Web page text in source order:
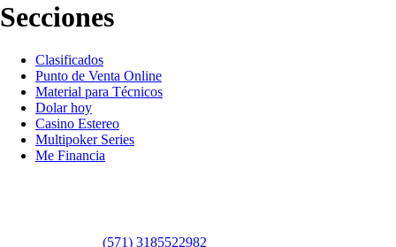
Secciones
Clasificados
Punto de Venta Online
Material para Técnicos
Dolar hoy
Casino Estereo
Multipoker Series
Me Financia
(57​​1) 3185522982